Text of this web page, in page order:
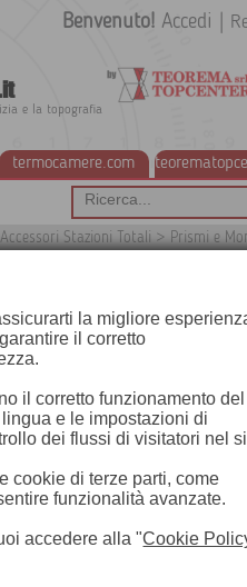
e la topografia
termocamere.com
Benvenuto! Accedi
Accessori Stazioni Totali > Prismi e
la migliore
il corretto
il corretto funzionamento del
e le impostazioni di
dei flussi di visitatori nel
cookie di terze parti, come
funzionalità avanzate.
accedere alla "Cookie